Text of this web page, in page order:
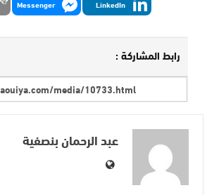
LinkedIn
Messenger
رابط المشاركة :
عبد الرحمان بنصفية